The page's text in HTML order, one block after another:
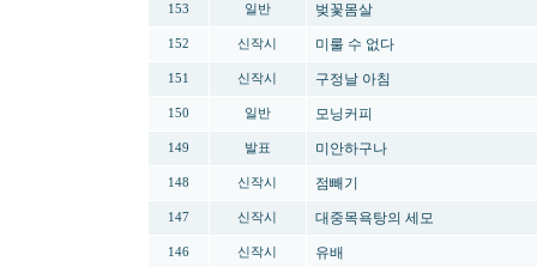
153 일반 벚꽃몸살
152 신작시 미룰 수 없다
151 신작시 구정날 아침
150 일반 모닝커피
149 발표 미안하구나
148 신작시 점빼기
147 신작시 대중목욕탕의 세모
146 신작시 유배